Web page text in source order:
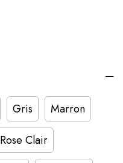
Gris
Marron
Rose Clair